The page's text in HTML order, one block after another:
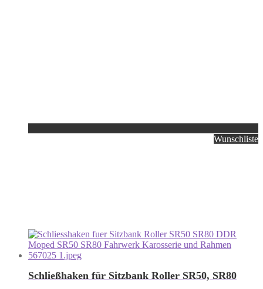
Wunschliste
Schließhaken für Sitzbank Roller SR50, SR80